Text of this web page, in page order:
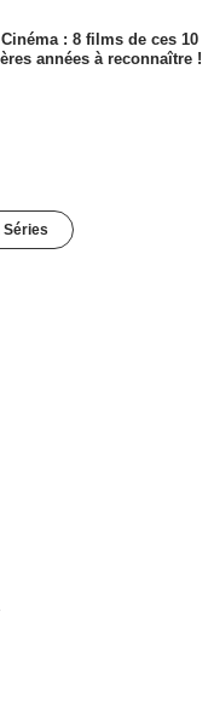
: 8 films de ces 10
années à reconnaître !
Séries